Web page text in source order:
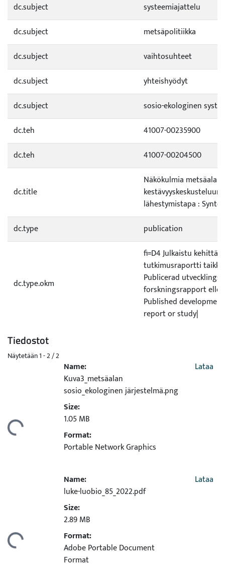
dc.subject
systeemiajattelu
dc.subject
metsäpolitiikka
dc.subject
vaihtosuhteet
dc.subject
yhteishyödyt
dc.subject
sosio-ekologinen
dc.teh
41007-00235900
dc.teh
41007-00204500
dc.title
Näkökulmia metsäalan
kestävyyskeskusteluun
lähestymistapa :
dc.type
publication
dc.type.okm
fi=D4 Julkaistu
tutkimusraportti taikka
Publicerad utvecklings
forskningsrapport
Published
report or study|
Tiedostot
Näytetään1 - 2 / 2
Name:
Kuva3_metsäalan
sosio_ekologinen järjestelmä.png
Size:
1.05 MB
Format:
Portable Network Graphics
Lataa
Name:
luke-luobio_85_2022.pdf
Size:
2.89 MB
Format:
Adobe Portable Document
Format
Lataa